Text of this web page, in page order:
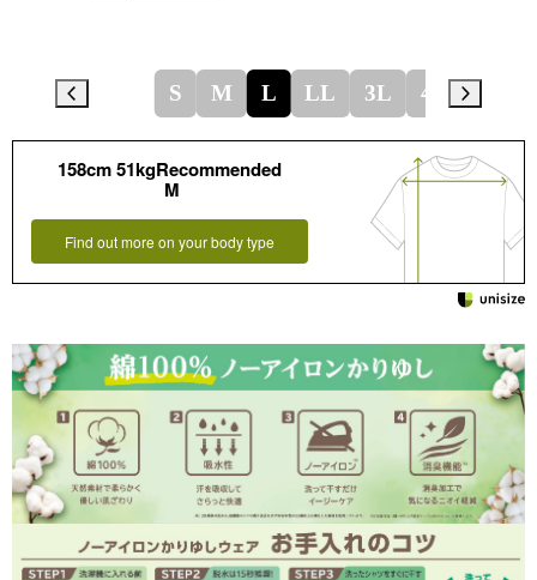
S M L LL 3L 4L
158cm 51kgRecommended
M
Find out more on your body type